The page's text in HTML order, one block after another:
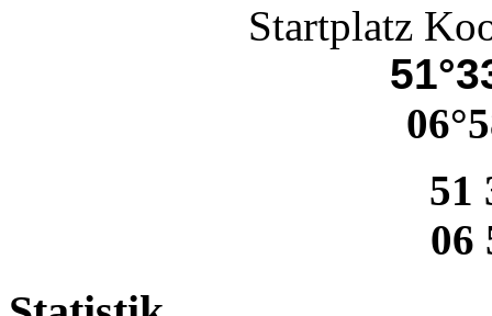
Startplatz
51
06